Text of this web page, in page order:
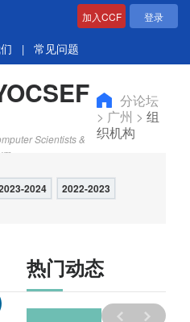
加入CCF 登录
| 常见问题
Scientists &
分论坛
> 广州 > 组
织机构
2024 2022-2023
热门动态